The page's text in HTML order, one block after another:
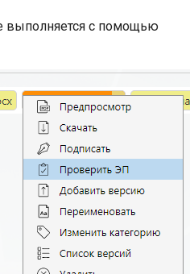
выполняется с помощью